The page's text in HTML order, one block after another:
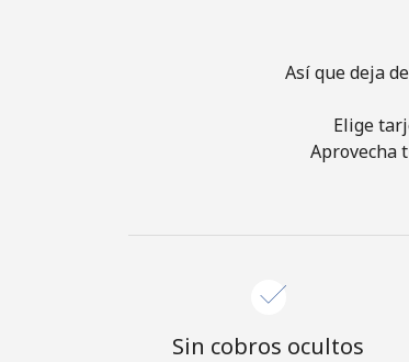
Así que deja
Elige
Aprovecha
Sin cobros ocultos